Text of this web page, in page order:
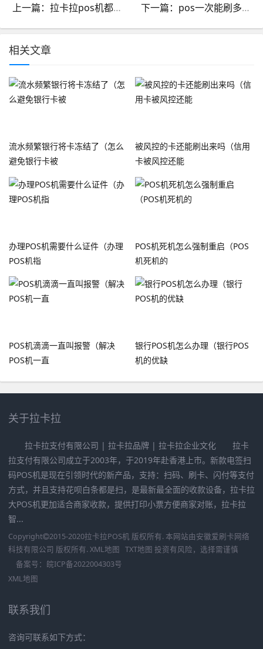
上一篇：拉卡拉pos机都有哪些产品_拉卡拉pos机是哪个公司的产品 下一篇：pos一次能刷多少钱信用卡_pos机刷卡可以刷多少钱
相关文章
流水频繁银行将卡冻结了（怎么
避免银行卡被
被风控的卡还能刷出来吗（信用
卡被风控还能
办理POS机需要什么证件（办理
POS机指
POS机死机怎么强制重启（POS
机死机的
POS机滴滴一直叫报警（解决
POS机一直
银行POS机怎么办理（银行POS
机的优缺
关于拉卡拉
拉卡拉支付有限公司 | 拉卡拉品牌 | 拉卡拉企业文化 拉卡
拉支付有限公司成立于2003年，于2019年赴香港上市。新款电签扫
码POS机是现在引领时代的新产品，支持：扫码、刷卡、闪付等支付
方式，并且支持花呗白条都是扫，是最新最全面的收款设备，拉卡拉
大POS机更加适合商家收款，提供打印小票方便商家对账，拉卡拉
智...
Copyright 2015-2020拉卡拉POS机 版权所有. 本网站由安徽爱刷卡网络
科技有限公司 版权所有. XML地图 TXT地图 投资有风险，选择需谨慎
备案号： 皖ICP备2022004303号
XML地图
联系我们
咨询可联系如下方式：